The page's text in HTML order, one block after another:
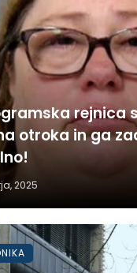
rejnica
otroka in ga
2025